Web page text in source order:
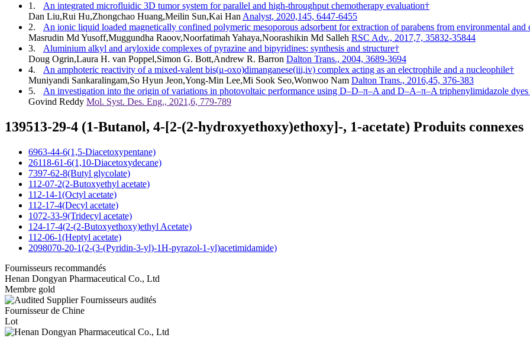
1.
An integrated microfluidic 3D tumor system for parallel and high-throughput chemotherapy evaluation†
Dan Liu,Rui Hu,Zhongchao Huang,Meilin Sun,Kai Han Analyst, 2020,145, 6447-6455
2.
An ionic liquid loaded magnetically confined polymeric mesoporous adsorbent for extraction of parabens from environmental and
Masrudin Md Yusoff,Muggundha Raoov,Noorfatimah Yahaya,Noorashikin Md Salleh RSC Adv., 2017,7, 35832-35844
3.
Aluminium alkyl and aryloxide complexes of pyrazine and bipyridines: synthesis and structure†
Doug Ogrin,Laura H. van Poppel,Simon G. Bott,Andrew R. Barron Dalton Trans., 2004, 3689-3694
4.
An amphoteric reactivity of a mixed-valent bis(μ-oxo)dimanganese(iii,iv) complex acting as an electrophile and a nucleophile†
Muniyandi Sankaralingam,So Hyun Jeon,Yong-Min Lee,Mi Sook Seo,Wonwoo Nam Dalton Trans., 2016,45, 376-383
5.
An investigation into the origin of variations in photovoltaic performance using D–D–π–A and D–A–π–A triphenylimidazole
Govind Reddy Mol. Syst. Des. Eng., 2021,6, 779-789
139513-29-4 (1-Butanol, 4-[2-(2-hydroxyethoxy)ethoxy]-, 1-acetate) Produits connexes
6963-44-6(1,5-Diacetoxypentane)
26118-61-6(1,10-Diacetoxydecane)
7397-62-8(Butyl glycolate)
112-07-2(2-Butoxyethyl acetate)
112-14-1(Octyl acetate)
112-17-4(Decyl acetate)
1072-33-9(Tridecyl acetate)
124-17-4(2-(2-Butoxyethoxy)ethyl Acetate)
112-06-1(Heptyl acetate)
2098070-20-1(2-(3-(Pyridin-3-yl)-1H-pyrazol-1-yl)acetimidamide)
Fournisseurs recommandés
Henan Dongyan Pharmaceutical Co., Ltd
Membre gold
Fournisseurs audités
Fournisseur de Chine
Lot